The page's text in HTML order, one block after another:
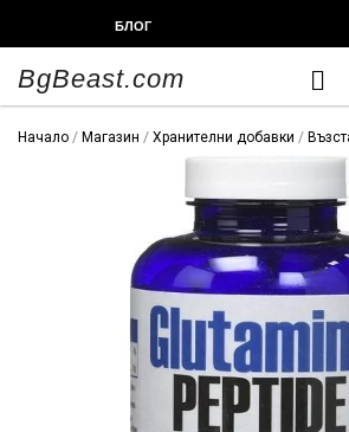
БЛОГ
BgBeast.com
Начало / Магазин / Хранителни добавки /